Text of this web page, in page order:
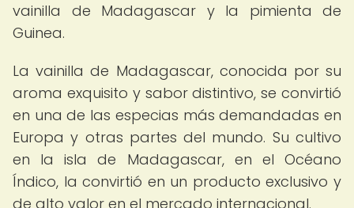
vainilla de Madagascar y la pimienta de
Guinea.
La vainilla de Madagascar, conocida por su
aroma exquisito y sabor distintivo, se convirtió
en una de las especias más demandadas en
Europa y otras partes del mundo. Su cultivo
en la isla de Madagascar, en el Océano
Índico, la convirtió en un producto exclusivo y
de alto valor en el mercado internacional.